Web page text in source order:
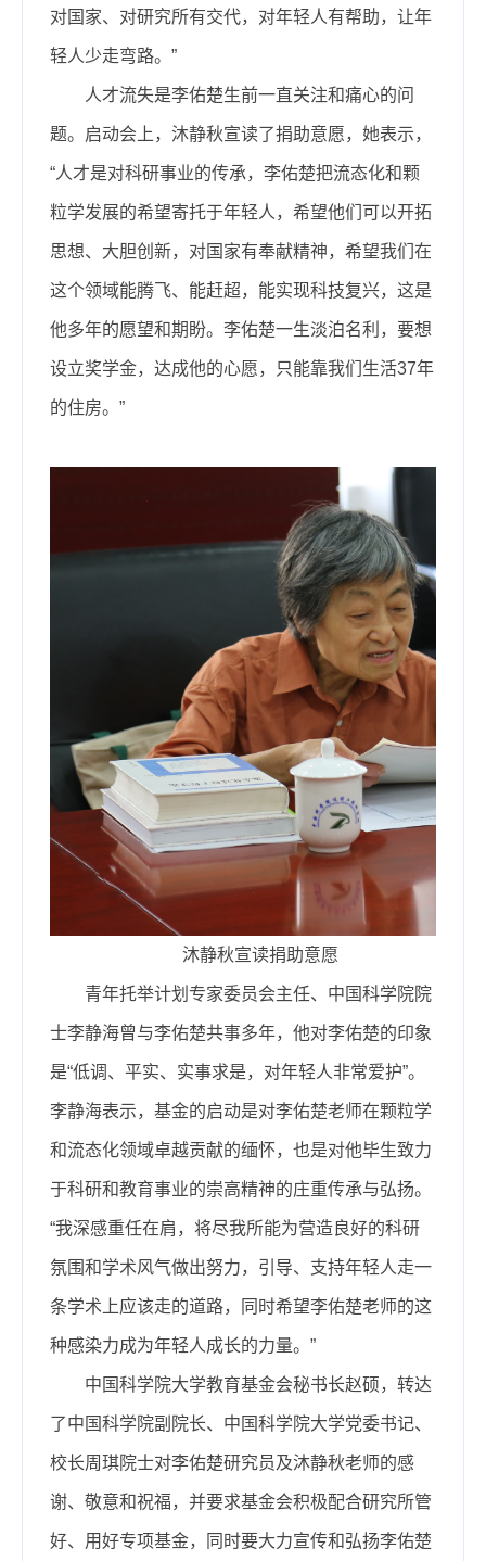
对国家、对研究所有交代，对年轻人有帮助，让年
轻人少走弯路。”
人才流失是李佑楚生前一直关注和痛心的问
题。启动会上，沐静秋宣读了捐助意愿，她表示，
“人才是对科研事业的传承，李佑楚把流态化和颗
粒学发展的希望寄托于年轻人，希望他们可以开拓
思想、大胆创新，对国家有奉献精神，希望我们在
这个领域能腾飞、能赶超，能实现科技复兴，这是
他多年的愿望和期盼。李佑楚一生淡泊名利，要想
设立奖学金，达成他的心愿，只能靠我们生活37年
的住房。”
沐静秋宣读捐助意愿
青年托举计划专家委员会主任、中国科学院院
士李静海曾与李佑楚共事多年，他对李佑楚的印象
是“低调、平实、实事求是，对年轻人非常爱护”。
李静海表示，基金的启动是对李佑楚老师在颗粒学
和流态化领域卓越贡献的缅怀，也是对他毕生致力
于科研和教育事业的崇高精神的庄重传承与弘扬。
“我深感重任在肩，将尽我所能为营造良好的科研
氛围和学术风气做出努力，引导、支持年轻人走一
条学术上应该走的道路，同时希望李佑楚老师的这
种感染力成为年轻人成长的力量。”
中国科学院大学教育基金会秘书长赵硕，转达
了中国科学院副院长、中国科学院大学党委书记、
校长周琪院士对李佑楚研究员及沐静秋老师的感
谢、敬意和祝福，并要求基金会积极配合研究所管
好、用好专项基金，同时要大力宣传和弘扬李佑楚